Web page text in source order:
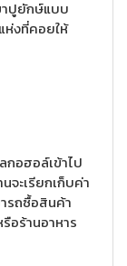
าปูยักษ์แบบ
ห่งที่คอยให้
กอฮอล์เข้าไป
จะเรียกเก็บค่า
รถซื้อสินค้า
อร้านอาหาร